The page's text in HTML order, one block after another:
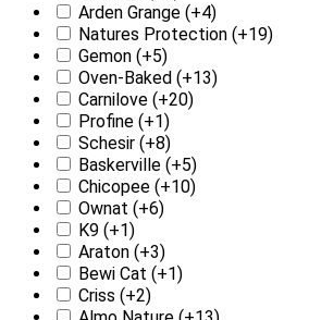
Arden Grange (+4)
Natures Protection (+19)
Gemon (+5)
Oven-Baked (+13)
Carnilove (+20)
Profine (+1)
Schesir (+8)
Baskerville (+5)
Chicopee (+10)
Ownat (+6)
K9 (+1)
Araton (+3)
Bewi Cat (+1)
Criss (+2)